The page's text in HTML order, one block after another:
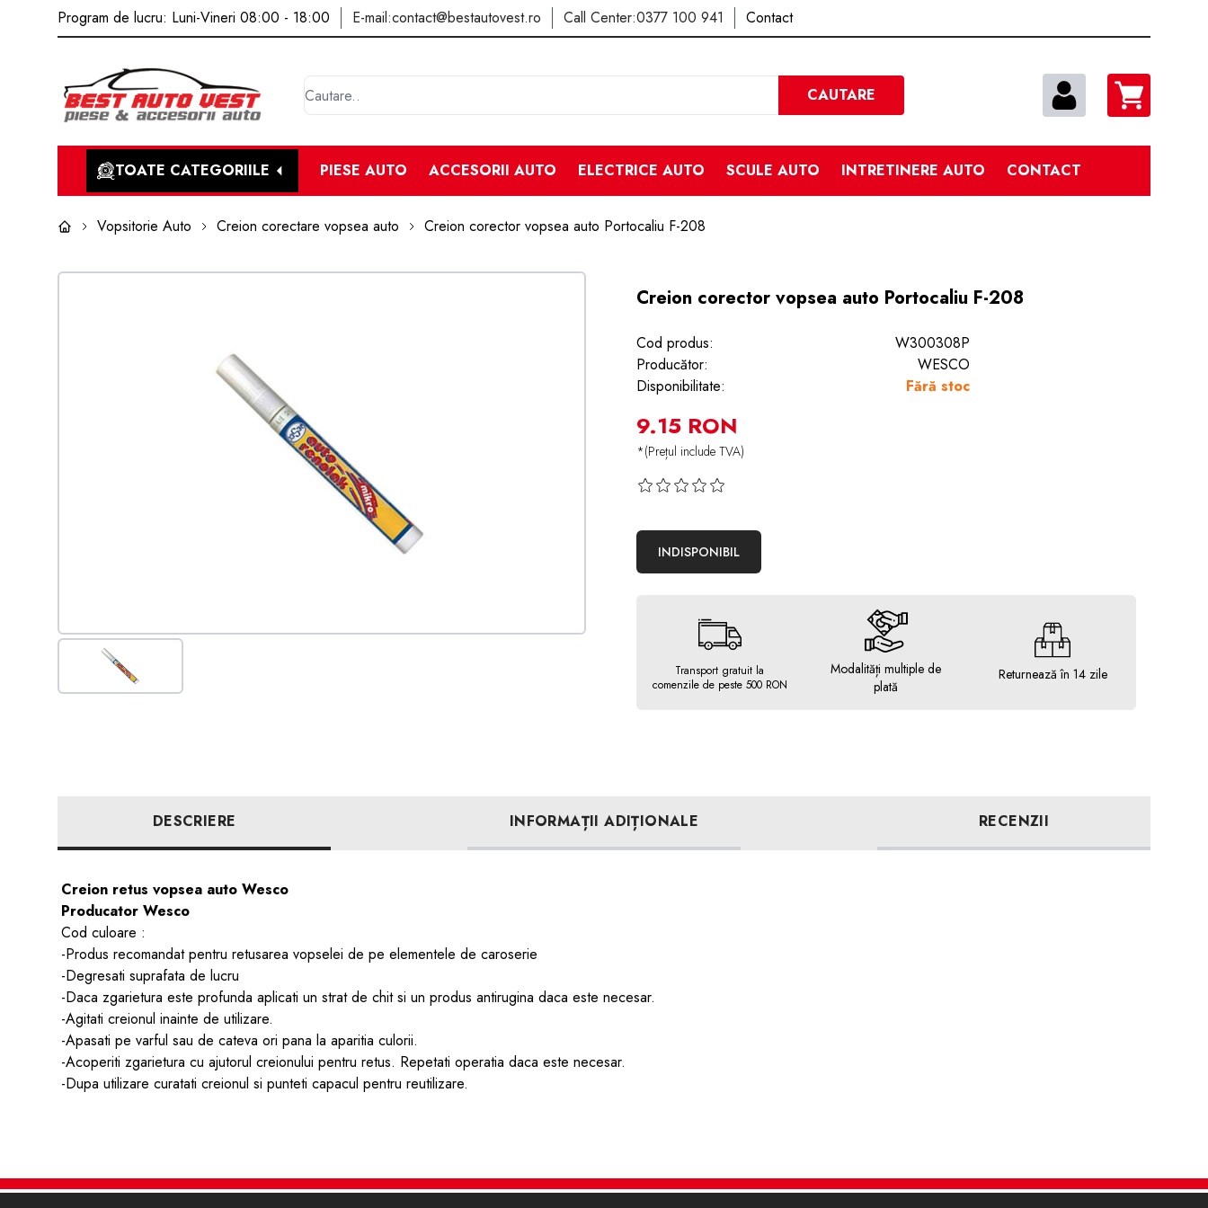
Program de lucru: Luni-Vineri 08:00 - 18:00 E-mail:contact@bestautovest.ro Call Center:0377 100 941 Contact
Cautare
CAUTARE
TOATE CATEGORIILE PIESE AUTO ACCESORII AUTO ELECTRICE AUTO SCULE AUTO INTRETINERE AUTO CONTACT
Vopsitorie Auto Creion corectare vopsea auto Creion corector vopsea auto Portocaliu F-208
Creion corector vopsea auto Portocaliu F-208
Cod produs:
W300308P
Producător:
WESCO
Disponibilitate:
Fără stoc
9.15 RON
*(Prețul include TVA)
INDISPONIBIL
Transport gratuit la
comenzile de peste 500 RON
Modalități multiple de
plată
Returnează în 14 zile
DESCRIERE INFORMAȚII ADIȚIONALE RECENZII
Creion retus vopsea auto Wesco
Producator Wesco
Cod culoare :
-Produs recomandat pentru retusarea vopselei de pe elementele de caroserie
-Degresati suprafata de lucru
-Daca zgarietura este profunda aplicati un strat de chit si un produs antirugina daca este necesar.
-Agitati creionul inainte de utilizare.
-Apasati pe varful sau de cateva ori pana la aparitia culorii.
-Acoperiti zgarietura cu ajutorul creionului pentru retus. Repetati operatia daca este necesar.
-Dupa utilizare curatati creionul si punteti capacul pentru reutilizare.